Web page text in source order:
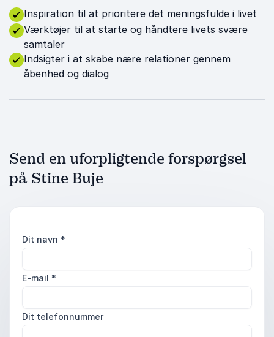
Inspiration til at prioritere det meningsfulde i livet
Værktøjer til at starte og håndtere livets svære
samtaler
Indsigter i at skabe nære relationer gennem
åbenhed og dialog
Send en uforpligtende forspørgsel
på Stine Buje
Dit navn *
E-mail *
Dit telefonnummer